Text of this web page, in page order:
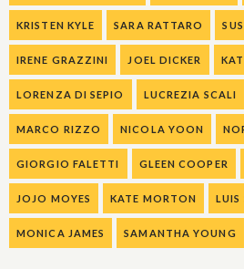
KRISTEN KYLE SARA RATTARO
IRENE GRAZZINI JOEL DICKER
LORENZA DI SEPIO LUCREZIA SCALI
MARCO RIZZO NICOLA YOON
GIORGIO FALETTI GLEEN COOPER
JOJO MOYES KATE MORTON LUIS
MONICA JAMES SAMANTHA YOUNG